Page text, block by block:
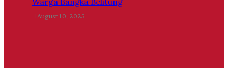
August 10, 2025